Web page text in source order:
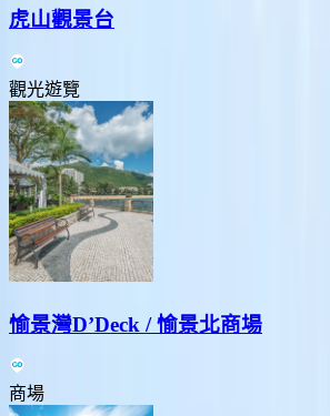
虎山觀景台
觀光遊覽
愉景灣D’Deck / 愉景北商場
商場